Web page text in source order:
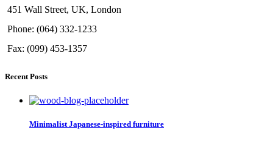
451 Wall Street, UK, London
Phone: (064) 332-1233
Fax: (099) 453-1357
Recent Posts
Minimalist Japanese-inspired furniture